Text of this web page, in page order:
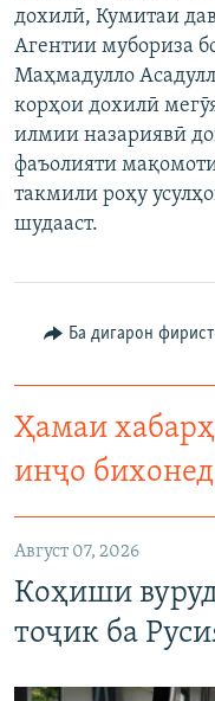
ПАЙГИРӢ КУНЕД
Ҳамаи сомонаҳои
дохилӣ, Кумитаи
Агентии мубориза
Маҳмадулло
корҳои дохилӣ
илмии назариявӣ
фаъолияти
такмили роҳу
шудааст.
Ба дигарон
Ҳамаи
инҷо бихонед
Август 07, 2026
Коҳиши
тоҷик ба